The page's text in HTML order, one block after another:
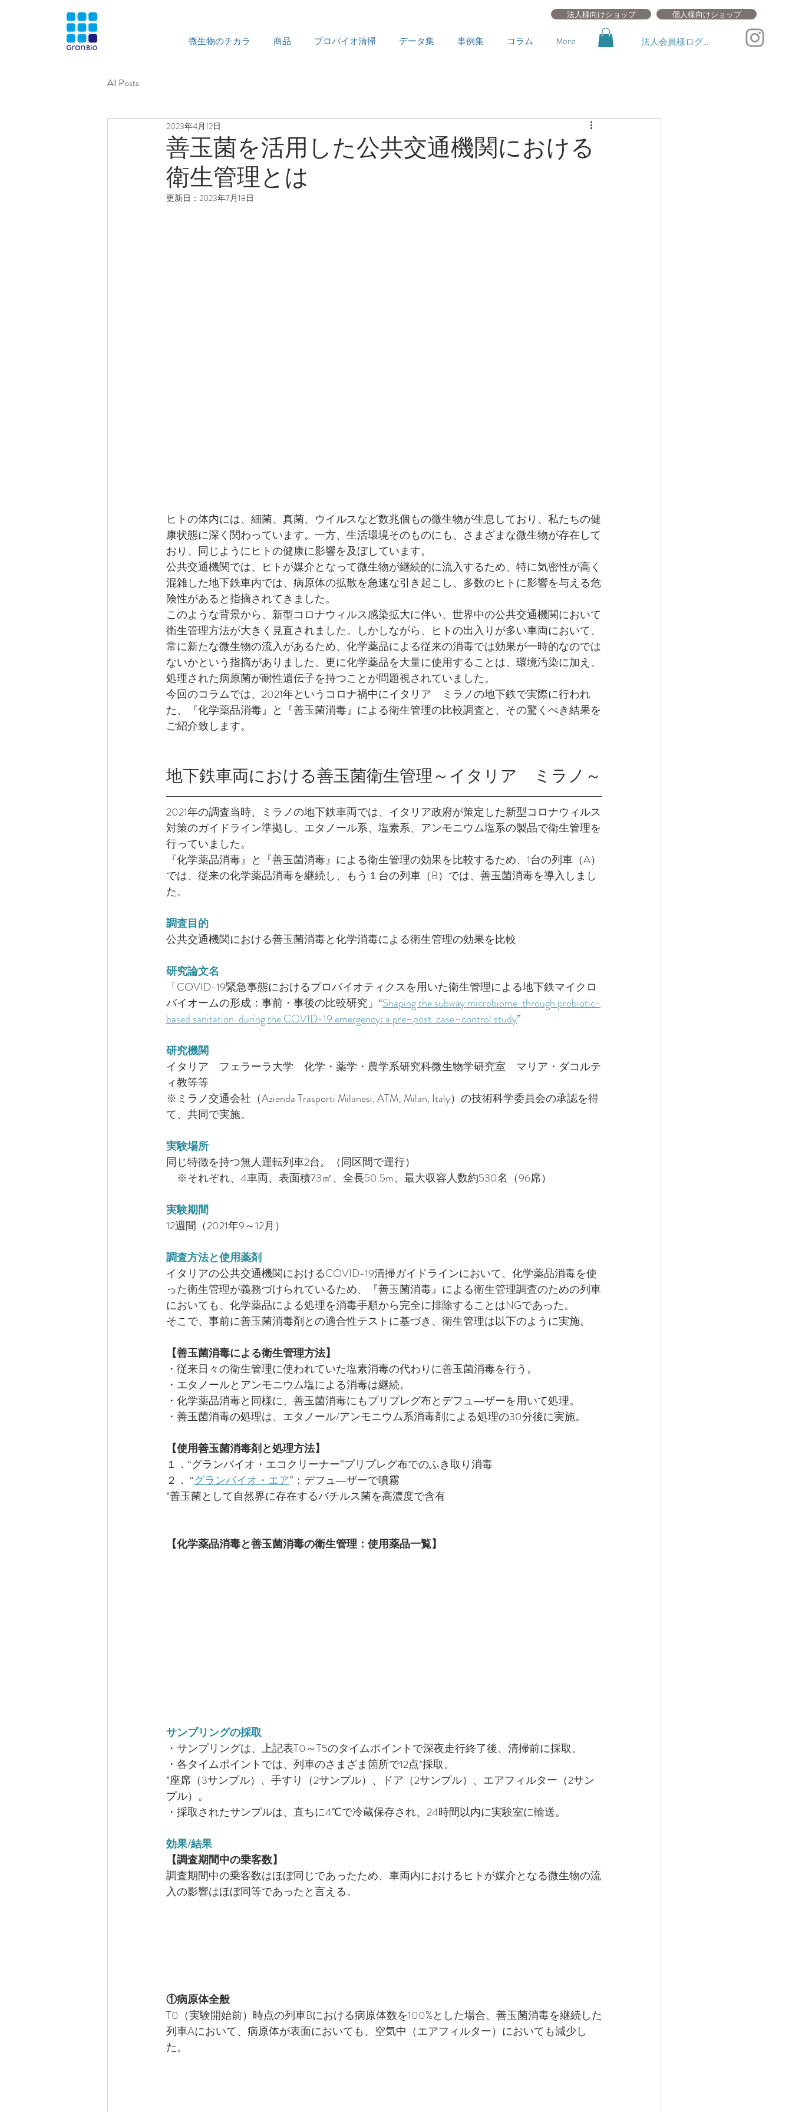
微生物のチカラ 商品 プロバイオ清掃 データ集 事例集 コラム More
法人様向けショップ 個人様向けショップ
法人会員様ログイン
All Posts
善玉菌を活用した公共交通機関における
衛生管理とは
2023年4月12日
更新日： 2023年7月18日
ヒトの体内には、細菌、真菌、ウイルスなど数兆個もの微生物が生息しており、私たちの健
康状態に深く関わっています。一方、生活環境そのものにも、さまざまな微生物が存在して
おり、同じようにヒトの健康に影響を及ぼしています。
公共交通機関では、ヒトが媒介となって微生物が継続的に流入するため、特に気密性が高く
混雑した地下鉄車内では、病原体の拡散を急速な引き起こし、多数のヒトに影響を与える危
険性があると指摘されてきました。
このような背景から、新型コロナウィルス感染拡大に伴い、世界中の公共交通機関において
衛生管理方法が大きく見直されました。しかしながら、ヒトの出入りが多い車両において、
常に新たな微生物の流入があるため、化学薬品による従来の消毒では効果が一時的なのでは
ないかという指摘がありました。更に化学薬品を大量に使用することは、環境汚染に加え、
処理された病原菌が耐性遺伝子を持つことが問題視されていました。
今回のコラムでは、2021年というコロナ禍中にイタリア　ミラノの地下鉄で実際に行われ
た、『化学薬品消毒』と『善玉菌消毒』による衛生管理の比較調査と、その驚くべき結果を
ご紹介致します。
地下鉄車両における善玉菌衛生管理～イタリア　ミラノ～
2021年の調査当時、ミラノの地下鉄車両では、イタリア政府が策定した新型コロナウィルス
対策のガイドライン準拠し、エタノール系、塩素系、アンモニウム塩系の製品で衛生管理を
行っていました。
『化学薬品消毒』と『善玉菌消毒』による衛生管理の効果を比較するため、1台の列車（A）
では、従来の化学薬品消毒を継続し、もう１台の列車（B）では、善玉菌消毒を導入しまし
た。
調査目的
公共交通機関における善玉菌消毒と化学消毒による衛生管理の効果を比較
研究論文名
「COVID-19緊急事態におけるプロバイオティクスを用いた衛生管理による地下鉄マイクロ
バイオームの形成：事前・事後の比較研究」“Shaping the subway microbiome  through probiotic-
based sanitation  during the COVID-19 emergency: a pre–post  case–control study”
研究機関
イタリア　フェラーラ大学　化学・薬学・農学系研究科微生物学研究室　マリア・ダコルテ
ィ教等等
※ミラノ交通会社（Azienda Trasporti Milanesi, ATM; Milan, Italy）の技術科学委員会の承認を得
て、共同で実施。
実験場所
同じ特徴を持つ無人運転列車2台。（同区間で運行）
※それぞれ、4車両、表面積73㎡、全長50.5m、最大収容人数約530名（96席）
実験期間
12週間（2021年9～12月）
調査方法と使用薬剤
イタリアの公共交通機関におけるCOVID-19清掃ガイドラインにおいて、化学薬品消毒を使
った衛生管理が義務づけられているため、『善玉菌消毒』による衛生管理調査のための列車
においても、化学薬品による処理を消毒手順から完全に排除することはNGであった。
そこで、事前に善玉菌消毒剤との適合性テストに基づき、衛生管理は以下のように実施。
【善玉菌消毒による衛生管理方法】
・従来日々の衛生管理に使われていた塩素消毒の代わりに善玉菌消毒を行う。
・エタノールとアンモニウム塩による消毒は継続。
・化学薬品消毒と同様に、善玉菌消毒にもプリプレグ布とデフュ―ザーを用いて処理。
・善玉菌消毒の処理は、エタノール/アンモニウム系消毒剤による処理の30分後に実施。
【使用善玉菌消毒剤と処理方法】
１．“グランバイオ・エコクリーナー”プリプレグ布でのふき取り消毒
２． “グランバイオ・エア”：デフュ―ザーで噴霧
*善玉菌として自然界に存在するバチルス菌を高濃度で含有
【化学薬品消毒と善玉菌消毒の衛生管理：使用薬品一覧】
サンプリングの採取
・サンプリングは、上記表T0～T5のタイムポイントで深夜走行終了後、清掃前に採取。
・各タイムポイントでは、列車のさまざま箇所で12点*採取。
*座席（3サンプル）、手すり（2サンプル）、ドア（2サンプル）、エアフィルター（2サン
プル）。
・採取されたサンプルは、直ちに4℃で冷蔵保存され、24時間以内に実験室に輸送。
効果/結果
【調査期間中の乗客数】
調査期間中の乗客数はほぼ同じであったため、車両内におけるヒトが媒介となる微生物の流
入の影響はほぼ同等であったと言える。
①病原体全般
T0（実験開始前）時点の列車Bにおける病原体数を100%とした場合、善玉菌消毒を継続した
列車Aにおいて、病原体が表面においても、空気中（エアフィルター）においても減少し
た。